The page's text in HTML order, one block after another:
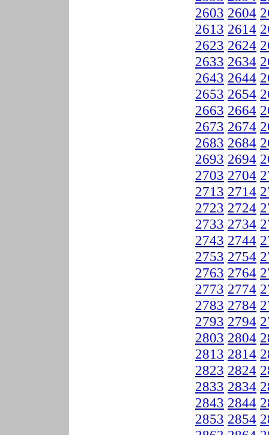
2603 2604
2613 2614
2623 2624
2633 2634
2643 2644
2653 2654
2663 2664
2673 2674
2683 2684
2693 2694
2703 2704
2713 2714
2723 2724
2733 2734
2743 2744
2753 2754
2763 2764
2773 2774
2783 2784
2793 2794
2803 2804
2813 2814
2823 2824
2833 2834
2843 2844
2853 2854